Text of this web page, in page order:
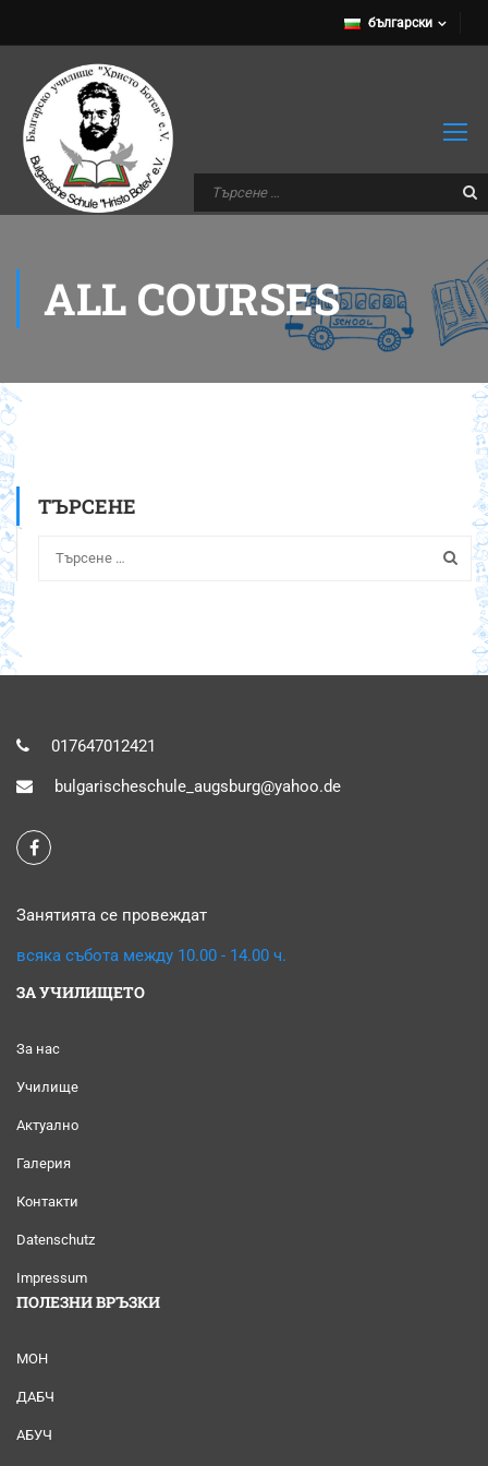
български
ALL COURSES
ТЪРСЕНЕ
017647012421
bulgarischeschule_augsburg@yahoo.de
Занятията се провеждат
всяка събота между 10.00 - 14.00 ч.
ЗА УЧИЛИЩЕТО
За нас
Училище
Актуално
Галерия
Контакти
Datenschutz
Impressum
ПОЛЕЗНИ ВРЪЗКИ
МОН
ДАБЧ
АБУЧ